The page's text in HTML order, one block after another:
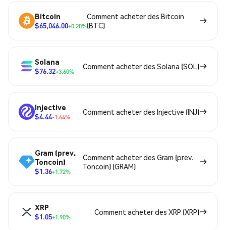
Bitcoin
$65,046.00+0.20%
Comment acheter des Bitcoin
(BTC)
Solana
$76.32+3.60%
Comment acheter des Solana (SOL)
Injective
$4.44-1.64%
Comment acheter des Injective (INJ)
Gram (prev.
Toncoin)
$1.36+1.72%
Comment acheter des Gram (prev.
Toncoin) (GRAM)
XRP
$1.05+1.90%
Comment acheter des XRP (XRP)